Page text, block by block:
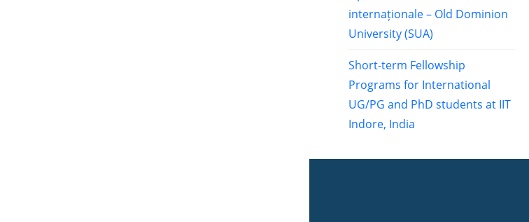
internaționale – Old Dominion
University (SUA)
Short-term Fellowship
Programs for International
UG/PG and PhD students at IIT
Indore, India